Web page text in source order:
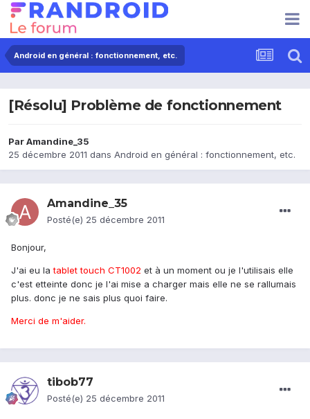
Android en général : fonctionnement, etc.
[Résolu] Problème de fonctionnement
ParAmandine_35
25 décembre 2011 dans Android en général : fonctionnement, etc.
Amandine_35
Posté(e) 25 décembre 2011
Bonjour,
J'ai eu latablet touch CT1002 et à un moment ou je l'utilisais elle
c'est etteinte donc je l'ai mise a charger mais elle ne se rallumais
plus. donc je ne sais plus quoi faire.
Merci de m'aider.
tibob77
Posté(e) 25 décembre 2011